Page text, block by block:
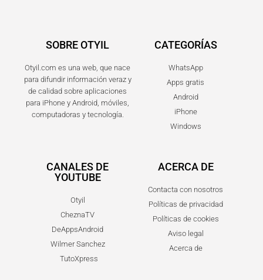
SOBRE OTYIL
Otyil.com es una web, que nace
para difundir información veraz y
de calidad sobre aplicaciones
para iPhone y Android, móviles,
computadoras y tecnología.
CATEGORÍAS
WhatsApp
Apps gratis
Android
iPhone
Windows
CANALES DE
YOUTUBE
Otyil
CheznaTV
DeAppsAndroid
Wilmer Sanchez
TutoXpress
ACERCA DE
Contacta con nosotros
Políticas de privacidad
Políticas de cookies
Aviso legal
Acerca de